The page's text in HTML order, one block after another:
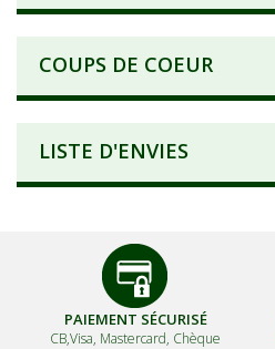
COUPS DE COEUR
LISTE D'ENVIES
PAIEMENT SÉCURISÉ
CB,Visa, Mastercard, Chèque